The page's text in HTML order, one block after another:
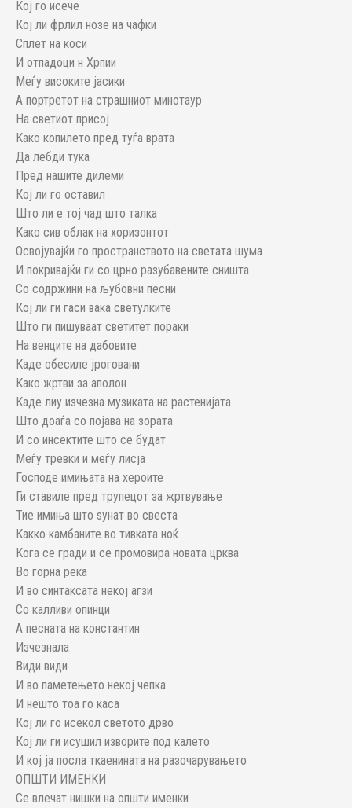
Кој го исече
Кој ли фрлил нозе на чафки
Сплет на коси
И отпадоци н Хрпии
Меѓу високите јасики
А портретот на страшниот минотаур
На светиот присој
Како копилето пред туѓа врата
Да лебди тука
Пред нашите дилеми
Кој ли го оставил
Што ли е тој чад што талка
Како сив облак на хоризонтот
Освојувајќи го пространството на светата шума
И покривајќи ги со црно разубавените сништа
Со содржини на љубовни песни
Кој ли ги гаси вака светулките
Што ги пишуваат светитет пораки
На венците на дабовите
Каде обесиле јроговани
Како жртви за аполон
Каде лиу изчезна музиката на растенијата
Што доаѓа со појава на зората
И со инсектите што се будат
Меѓу тревки и меѓу лисја
Господе имињата на хероите
Ги ставиле пред трупецот за жртвување
Тие имиња што ѕунат во свеста
Какко камбаните во тивката ноќ
Кога се гради и се промовира новата црква
Во горна река
И во синтаксата некој агзи
Со калливи опинци
А песната на константин
Изчезнала
Види види
И во паметењето некој чепка
И нешто тоа го каса
Кој ли го исекол светото дрво
Кој ли ги исушил изворите под калето
И кој ја посла ткаенината на разочарувањето
ОПШТИ ИМЕНКИ
Се влечат нишки на општи именки